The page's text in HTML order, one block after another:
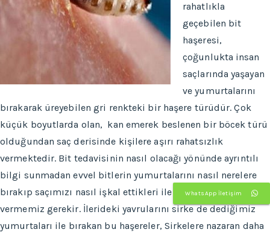
rahatlıkla
geçebilen bit
haşeresi,
çoğunlukta insan
saçlarında yaşayan
ve yumurtalarını
bırakarak üreyebilen gri renkteki bir haşere türüdür. Çok
küçük boyutlarda olan, kan emerek beslenen bir böcek türü
olduğundan saç derisinde kişilere aşırı rahatsızlık
vermektedir. Bit tedavisinin nasıl olacağı yönünde ayrıntılı
bilgi sunmadan evvel bitlerin yumurtalarını nasıl nerelere
bırakıp saçımızı nasıl işkal ettikleri ile ilgili daha fazla bilgi
vermemiz gerekir. İlerideki yavrularını sirke de dediğimiz
yumurtaları ile bırakan bu haşereler, Sirkelere nazaran daha
WhatsApp İletişim